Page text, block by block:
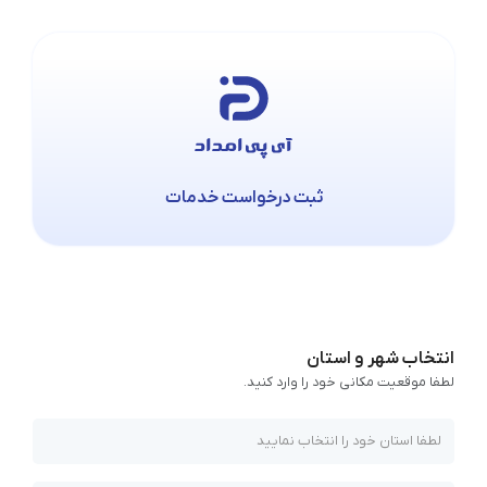
ثبت درخواست خدمات
انتخاب شهر و استان
لطفا موقعیت مکانی خود را وارد کنید.